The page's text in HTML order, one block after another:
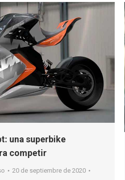
una superbike
competir
20 de septiembre de 2020